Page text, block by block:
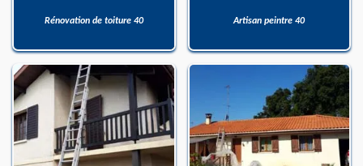
Rénovation de toiture 40 Artisan peintre 40